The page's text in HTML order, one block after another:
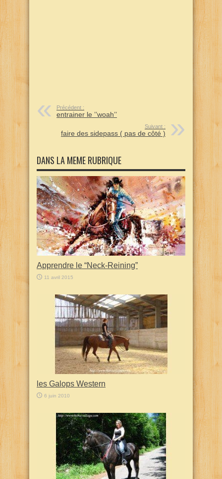
Précédent :
entrainer le ’’woah’’
Suivant :
faire des sidepass ( pas de côté )
DANS LA MEME RUBRIQUE
Apprendre le “Neck-Reining”
11 avril 2015
les Galops Western
6 juin 2010